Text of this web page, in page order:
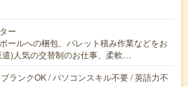
ー
ールへの梱包、パレット積み作業などをお
遣)人気の交替制のお仕事、柔軟…
ランクOK / パソコンスキル不要 / 英語力不